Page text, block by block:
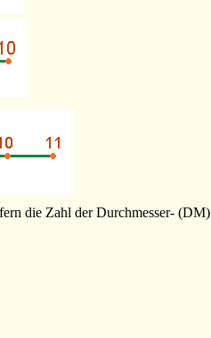
die Zahl der Durchmesser-